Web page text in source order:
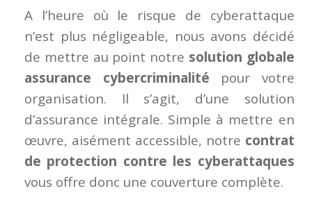
A l’heure où le risque de cyberattaque
n’est plus négligeable, nous avons décidé
de mettre au point notre solution globale
assurance cybercriminalité pour votre
organisation. Il s’agit, d’une solution
d’assurance intégrale. Simple à mettre en
œuvre, aisément accessible, notre contrat
de protection contre les cyberattaques
vous offre donc une couverture complète.